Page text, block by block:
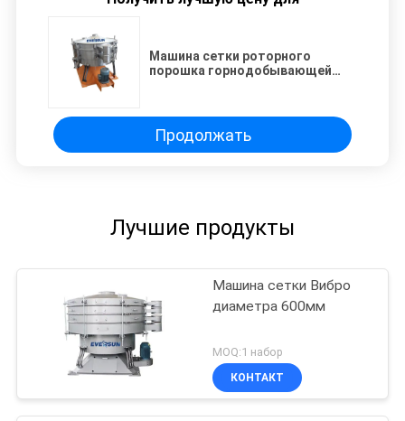
Машина сетки роторного
порошка горнодобывающей
Продолжать
Лучшие продукты
Машина сетки Вибро
диаметра 600мм
MOQ:1 набор
КОНТАКТ